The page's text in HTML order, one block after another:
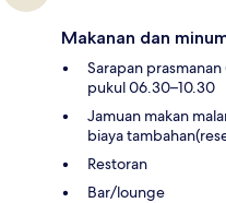
Makanan dan
Sarapan
pukul 06.30–10.30
Jamuan makan
biaya
Restoran
Bar/lounge